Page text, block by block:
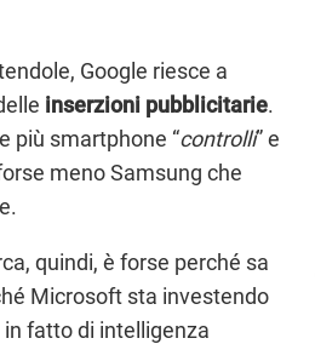
Google riesce a
inserzioni pubblicitarie.
più smartphone “controlli” e
meno Samsung che
quindi, è forse perché sa
Microsoft sta investendo
fatto di intelligenza